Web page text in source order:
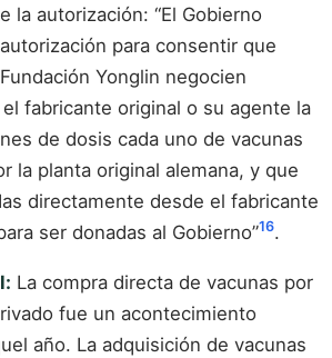
la autorización: “El Gobierno
para consentir que
Yonglin negocien
fabricante original o su agente la
de dosis cada uno de vacunas
la planta original alemana, y que
directamente desde el fabricante
ser donadas al Gobierno”16.
La compra directa de vacunas por
fue un acontecimiento
año. La adquisición de vacunas